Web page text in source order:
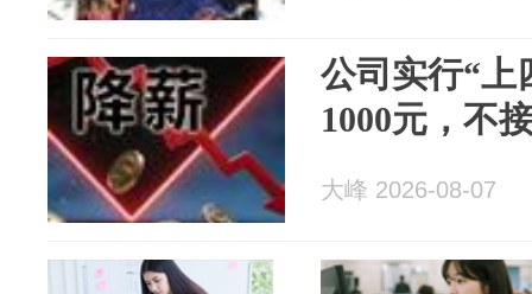
公司实行“上
1000元，不
大峰 2026-08-07